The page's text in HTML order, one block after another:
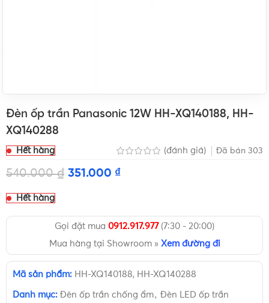
Đèn ốp trần Panasonic 12W HH-XQ140188, HH-
XQ140288
Hết hàng (đánh giá) Đã bán 303
540.000₫ 351.000 ₫
Hết hàng
Gọi đặt mua 0912.917.977(7:30 - 20:00)
Mua hàng tại Showroom » Xem đường đi
Mã sản phẩm: HH-XQ140188, HH-XQ140288
Danh mục: Đèn ốp trần chống ẩm , Đèn LED ốp trần